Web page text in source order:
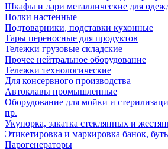
Шкафы и лари металлические для
Полки настенные
Подтоварники, подставки кухонные
Тары переносные для продуктов
Тележки грузовые складские
Прочее нейтральное оборудование
Тележки технологические
Для консервного производства
Автоклавы промышленные
Оборудование для мойки и
пр.
Укупорка, закатка стеклянных и
Этикетировка и маркировка банок,
Парогенераторы